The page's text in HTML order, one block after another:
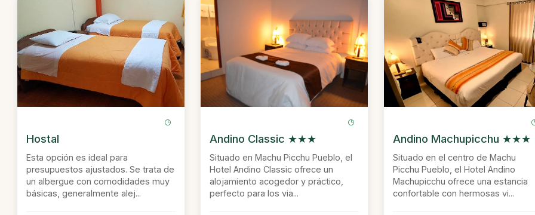
Hostal
Esta opción es ideal para
presupuestos ajustados. Se trata de
un albergue con comodidades muy
básicas, generalmente alej...
Andino Classic ★★★
Situado en Machu Picchu Pueblo, el
Hotel Andino Classic ofrece un
alojamiento acogedor y práctico,
perfecto para los via...
Andino Machupicchu ★★★
Situado en el centro de Machu
Picchu Pueblo, el Hotel Andino
Machupicchu ofrece una estancia
confortable con hermosas vi...